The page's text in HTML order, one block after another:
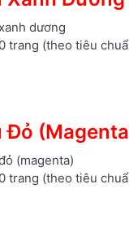
dương
trang (theo tiêu
Đỏ
(magenta)
trang (theo tiêu